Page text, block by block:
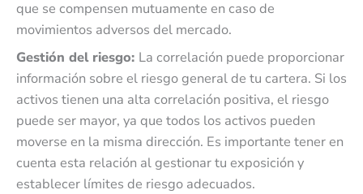
que se compensen mutuamente en caso de
movimientos adversos del mercado.
Gestión del riesgo: La correlación puede proporcionar
información sobre el riesgo general de tu cartera. Si los
activos tienen una alta correlación positiva, el riesgo
puede ser mayor, ya que todos los activos pueden
moverse en la misma dirección. Es importante tener en
cuenta esta relación al gestionar tu exposición y
establecer límites de riesgo adecuados.